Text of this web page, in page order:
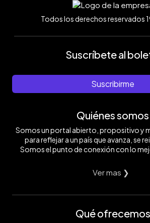
Todos los derechos reservados
Suscríbete al
Suscribirme
Quiénes somos
Somos un portal abierto, propositivo y
para reflejar a un país que avanza, se
Somos el punto de conexión con lo
Ver mas ❯
Qué ofrecemos